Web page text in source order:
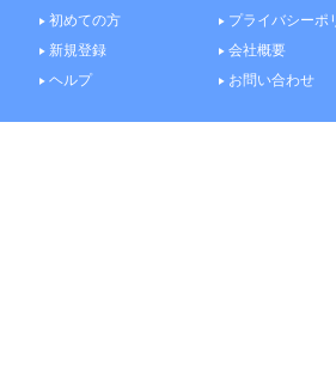
初めての方
新規登録
ヘルプ
プライバシーポ
会社概要
お問い合わせ